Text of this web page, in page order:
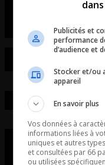
L’introduction du 7
Publicités et
performance
d’audience et
Stocker et/ou
appareil
En savoir plus
Vos données à
informations liées à
uniques et autres
et consultées par 66
ou utilisées